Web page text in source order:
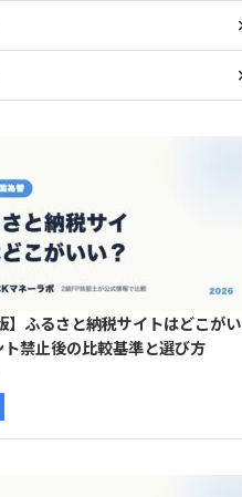
】ふるさと納税サイトはどこがい
ト禁止後の比較基準と選び方